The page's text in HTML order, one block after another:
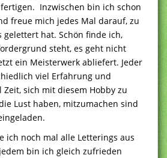
Inzwischen bin ich schon
freue mich jedes Mal darauf, zu
gelettert hat. Schön finde ich,
steht, es geht nicht
ein Meisterwerk abliefert. Jeder
viel Erfahrung und
sich mit diesem Hobby zu
Lust haben, mitzumachen sind
ich noch mal alle Letterings aus
bin ich gleich zufrieden